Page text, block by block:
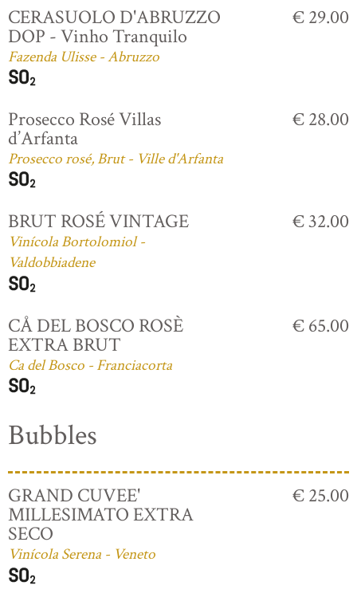
CERASUOLO D'ABRUZZO
DOP - Vinho Tranquilo
Fazenda Ulisse - Abruzzo
€ 29.00
Prosecco Rosé Villas
d’Arfanta
Prosecco rosé, Brut - Ville d'Arfanta
€ 28.00
BRUT ROSÉ VINTAGE
Vinícola Bortolomiol -
Valdobbiadene
€ 32.00
CÅ DEL BOSCO ROSÈ
EXTRA BRUT
Ca del Bosco - Franciacorta
€ 65.00
Bubbles
GRAND CUVEE'
MILLESIMATO EXTRA
SECO
Vinícola Serena - Veneto
€ 25.00